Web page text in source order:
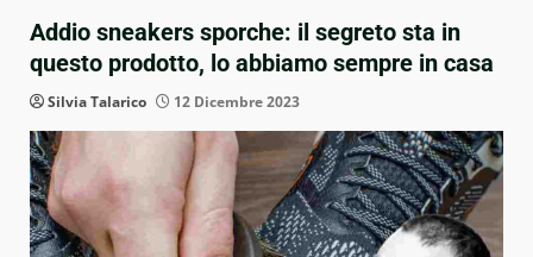
Addio sneakers sporche: il segreto sta in
questo prodotto, lo abbiamo sempre in casa
Silvia Talarico 12 Dicembre 2023